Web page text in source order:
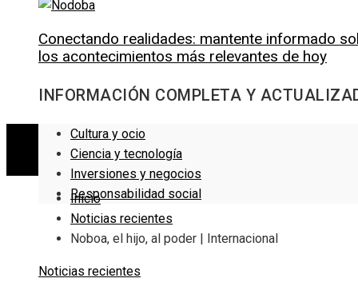
Conectando realidades: mantente informado
los acontecimientos más relevantes de hoy
INFORMACIÓN COMPLETA Y
Cultura y ocio
Ciencia y tecnología
Inversiones y negocios
Responsabilidad social
Inicio
Noticias recientes
Noboa, el hijo, al poder | Internacional
Noticias recientes